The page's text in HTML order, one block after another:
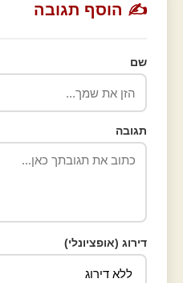
✍️ הוסף תגובה
שם
תגובה
דירוג (אופציונלי)